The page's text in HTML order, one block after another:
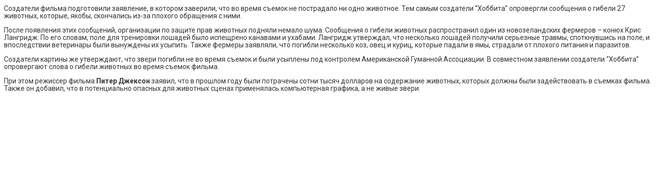
Создатели фильма подготовили заявление, в котором заверили, что во время съемок не пострадало ни одно животное. Тем самым создатели “Хоббита” опровергли сообщения о гибели 27
животных, которые, якобы, скончались из-за плохого обращения с ними.
После появления этих сообщений, организации по защите прав животных подняли немало шума. Сообщения о гибели животных распространил один из новозеландских фермеров – конюх Крис
Лангридж. По его словам, поле для тренировки лошадей было испещрено канавами и ухабами. Лангридж утверждал, что несколько лошадей получили серьезные травмы, споткнувшись на поле, и
впоследствии ветеринары были вынуждены их усыпить. Также фермеры заявляли, что погибли несколько коз, овец и куриц, которые падали в ямы, страдали от плохого питания и паразитов.
Создатели картины же утверждают, что звери погибли не во время съемок и были усыплены под контролем Американской Гуманной Ассоциации. В совместном заявлении создатели “Хоббита”
опровергают слова о гибели животных во время съемок фильма.
При этом режиссер фильма Питер Джексон заявил, что в прошлом году были потрачены сотни тысяч долларов на содержание животных, которых должны были задействовать в съемках фильма.
Также он добавил, что в потенциально опасных для животных сценах применялась компьютерная графика, а не живые звери.